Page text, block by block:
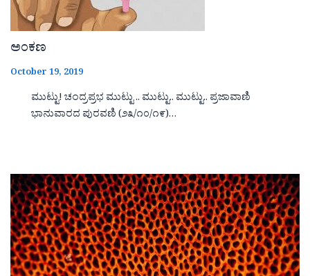
ಅಂಕಣ
October 19, 2019
ಮುಟ್ಟು! ಚಂದ್ರಪ್ರಭ ಮುಟ್ಟು .. ಮುಟ್ಟು.. ಮುಟ್ಟು.. ಪ್ರಜಾವಾಣಿ
ಭಾನುವಾರದ ಪುರವಣಿ (೨೩/೧೦/೧೯)…